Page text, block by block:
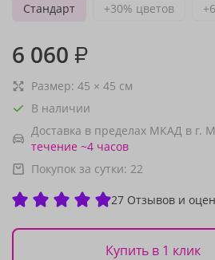
Стандарт
+30% цветов
6 060 ₽
Размер: 45 × 45 см
В наличии
Доставка в пределах МКАД в г.
течение ~4 часов
Покупок за сутки: 22
27 Отзывов и
Купить в 1 клик